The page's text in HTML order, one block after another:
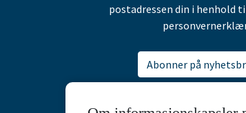
postadressen din i henhold
Abonner på